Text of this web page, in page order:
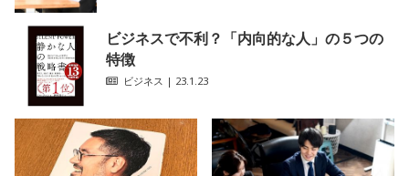
ビジネスで不利？「内向的な人」の５つの
特徴
ビジネス | 23.1.23